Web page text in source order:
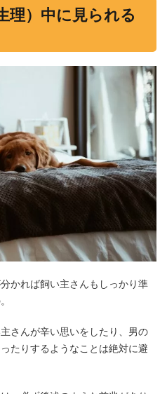
理）中に見られる
かれば飼い主さんもしっかり準
さんが辛い思いをしたり、男の
たりするようなことは絶対に避